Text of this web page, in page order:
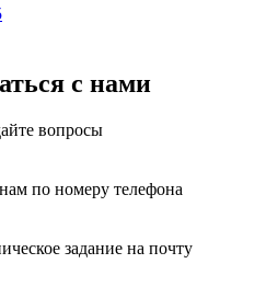
с нами
вопросы
по номеру телефона
задание на почту